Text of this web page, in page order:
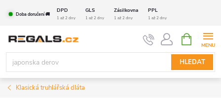
Doba doručení 🚚
DPD GLS Zásilkovna PPL
1 až 2 dny 1 až 2 dny 1 až 2 dny 1 až 2 dny
HLEDAT
NÁKUPNÍ
KOŠÍK
Klasická truhlářská dláta